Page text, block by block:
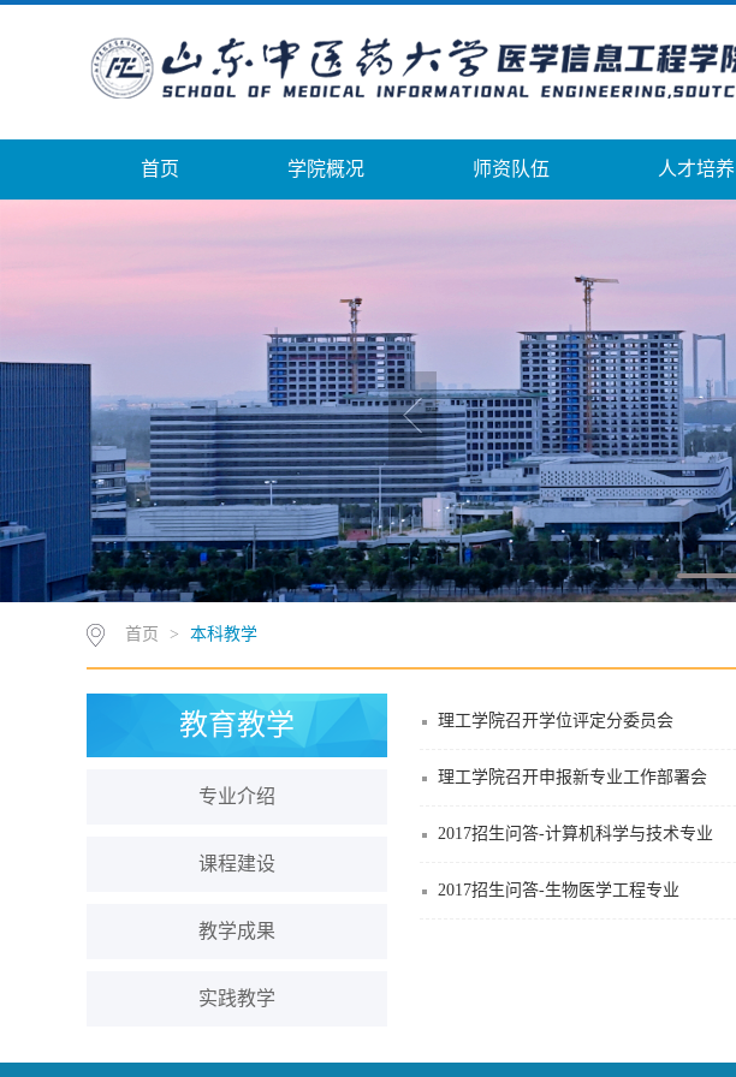
首页 学院概况 师资队伍 人才培养
首页 > 本科教学
教育教学
专业介绍
课程建设
教学成果
实践教学
理工学院召开学位评定分委员会
理工学院召开申报新专业工作部署会
2017招生问答-计算机科学与技术专业
2017招生问答-生物医学工程专业